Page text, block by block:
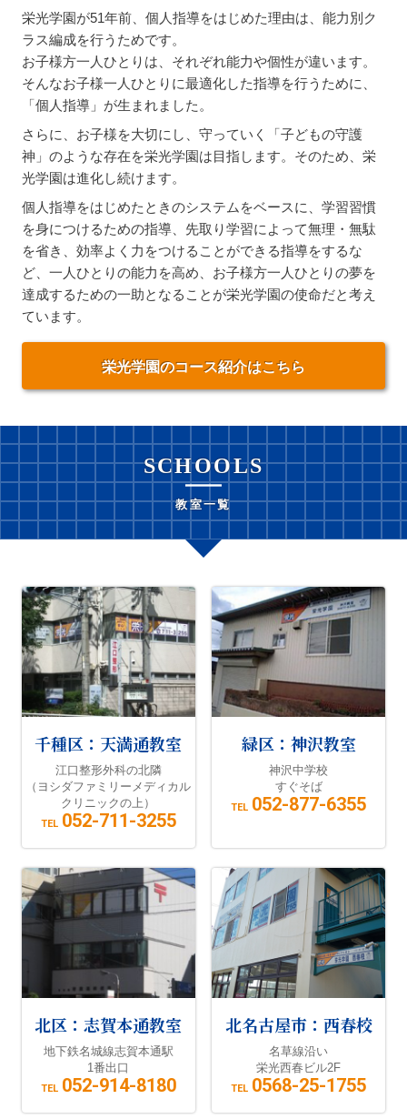
栄光学園が51年前、個人指導をはじめた理由は、能力別ク
ラス編成を行うためです。
お子様方一人ひとりは、それぞれ能力や個性が違います。
そんなお子様一人ひとりに最適化した指導を行うために、
「個人指導」が生まれました。
さらに、お子様を大切にし、守っていく「子どもの守護
神」のような存在を栄光学園は目指します。そのため、栄
光学園は進化し続けます。
個人指導をはじめたときのシステムをベースに、学習習慣
を身につけるための指導、先取り学習によって無理・無駄
を省き、効率よく力をつけることができる指導をするな
ど、一人ひとりの能力を高め、お子様方一人ひとりの夢を
達成するための一助となることが栄光学園の使命だと考え
ています。
栄光学園のコース紹介はこちら
SCHOOLS
教室一覧
千種区：天満通教室
江口整形外科の北隣
（ヨシダファミリーメディカル
クリニックの上）
TEL 052-711-3255
緑区：神沢教室
神沢中学校
すぐそば
TEL 052-877-6355
北区：志賀本通教室
地下鉄名城線志賀本通駅
1番出口
TEL 052-914-8180
北名古屋市：西春校
名草線沿い
栄光西春ビル2F
TEL 0568-25-1755